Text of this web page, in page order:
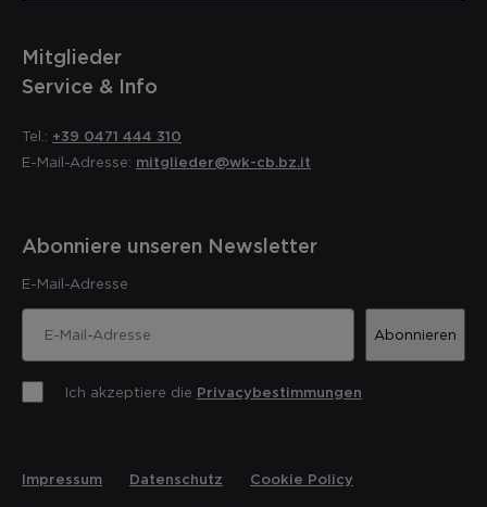
Mitglieder
Service & Info
Tel.: +39 0471 444 310
E-Mail-Adresse: mitglieder@wk-cb.bz.it
Abonniere unseren Newsletter
E-Mail-Adresse
Abonnieren
Ich akzeptiere die Privacybestimmungen
Impressum Datenschutz Cookie Policy